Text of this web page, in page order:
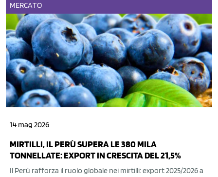
MERCATO
14 mag 2026
MIRTILLI, IL PERÙ SUPERA LE 380 MILA
TONNELLATE: EXPORT IN CRESCITA DEL 21,5%
Il Perù rafforza il ruolo globale nei mirtilli: export 2025/2026 a